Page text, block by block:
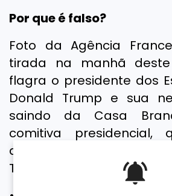
Por que é falso?
Foto da Agência
tirada na manhã
flagra o presidente dos
Donald Trump e sua
saindo da Casa
comitiva
destino o caminho do
Trump National, em